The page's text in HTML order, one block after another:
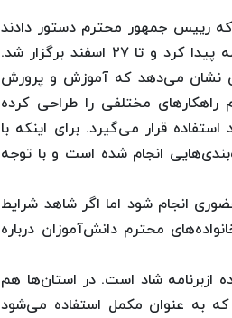
رییس جمهور محترم دستور دادند
این برنامه تقویت شود. در آخر سال گذشته آموزش‌ها به صورت مرتب ادامه پیدا کرد و تا ۲۷ اسفند برگزار شد.
داشتیم. این نشان می‌دهد که آموزش و پرورش
مختلفی را طراحی کرده
قرار می‌گیرد. برای اینکه با
انجام شده است و با توجه
انجام شود اما اگر شاهد شرایط
محترم دانش‌آموزان درباره
ازبرنامه شاد است. در استان‌ها هم
که به عنوان مکمل استفاده می‌شود